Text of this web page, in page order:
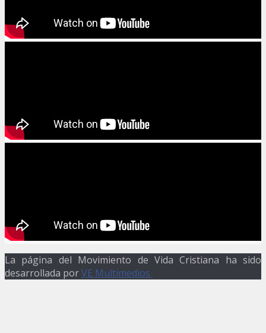
La página del Movimiento de Vida Cristiana ha sido
desarrollada porVE Multimedios